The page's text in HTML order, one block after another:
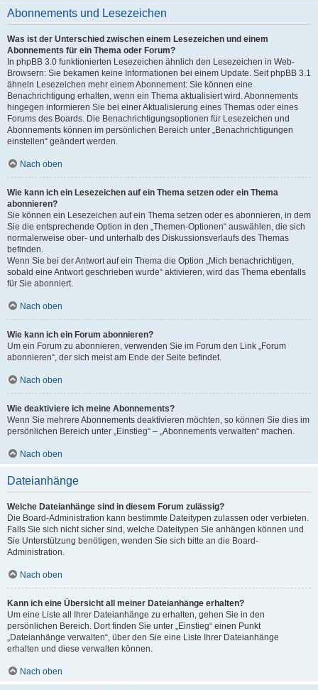
Abonnements und Lesezeichen
Was ist der Unterschied zwischen einem Lesezeichen und einem
Abonnements für ein Thema oder Forum?
In phpBB 3.0 funktionierten Lesezeichen ähnlich den Lesezeichen in Web-
Browsern: Sie bekamen keine Informationen bei einem Update. Seit phpBB 3.1
ähneln Lesezeichen mehr einem Abonnement: Sie können eine
Benachrichtigung erhalten, wenn ein Thema aktualisiert wird. Abonnements
hingegen informieren Sie bei einer Aktualisierung eines Themas oder eines
Forums des Boards. Die Benachrichtigungsoptionen für Lesezeichen und
Abonnements können im persönlichen Bereich unter „Benachrichtigungen
einstellen“ geändert werden.
Nach oben
Wie kann ich ein Lesezeichen auf ein Thema setzen oder ein Thema
abonnieren?
Sie können ein Lesezeichen auf ein Thema setzen oder es abonnieren, in dem
Sie die entsprechende Option in den „Themen-Optionen“ auswählen, die sich
normalerweise ober- und unterhalb des Diskussionsverlaufs des Themas
befinden.
Wenn Sie bei der Antwort auf ein Thema die Option „Mich benachrichtigen,
sobald eine Antwort geschrieben wurde“ aktivieren, wird das Thema ebenfalls
für Sie abonniert.
Nach oben
Wie kann ich ein Forum abonnieren?
Um ein Forum zu abonnieren, verwenden Sie im Forum den Link „Forum
abonnieren“, der sich meist am Ende der Seite befindet.
Nach oben
Wie deaktiviere ich meine Abonnements?
Wenn Sie mehrere Abonnements deaktivieren möchten, so können Sie dies im
persönlichen Bereich unter „Einstieg“ – „Abonnements verwalten“ machen.
Nach oben
Dateianhänge
Welche Dateianhänge sind in diesem Forum zulässig?
Die Board-Administration kann bestimmte Dateitypen zulassen oder verbieten.
Falls Sie sich nicht sicher sind, welche Dateitypen Sie anhängen können und
Sie Unterstützung benötigen, wenden Sie sich bitte an die Board-
Administration.
Nach oben
Kann ich eine Übersicht all meiner Dateianhänge erhalten?
Um eine Liste all Ihrer Dateianhänge zu erhalten, gehen Sie in den
persönlichen Bereich. Dort finden Sie unter „Einstieg“ einen Punkt
„Dateianhänge verwalten“, über den Sie eine Liste Ihrer Dateianhänge
erhalten und diese verwalten können.
Nach oben